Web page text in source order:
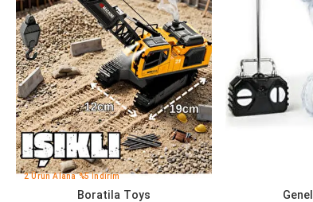
2 Ürün Alana %5 İndirim
Boratila Toys